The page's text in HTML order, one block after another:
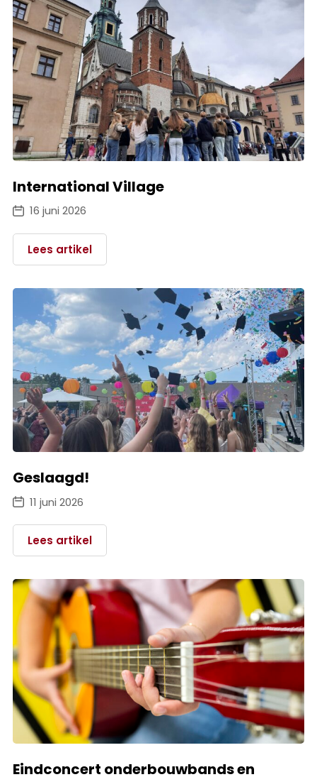
International Village
16 juni 2026
Lees artikel
Geslaagd!
11 juni 2026
Lees artikel
Eindconcert onderbouwbands en